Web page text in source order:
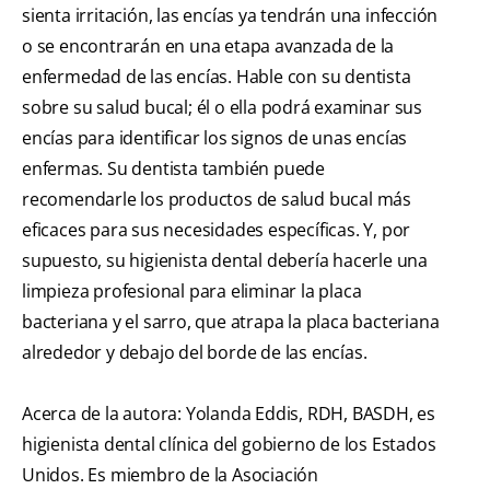
sienta irritación, las encías ya tendrán una infección
o se encontrarán en una etapa avanzada de la
enfermedad de las encías. Hable con su dentista
sobre su salud bucal; él o ella podrá examinar sus
encías para identificar los signos de unas encías
enfermas. Su dentista también puede
recomendarle los productos de salud bucal más
eficaces para sus necesidades específicas. Y, por
supuesto, su higienista dental debería hacerle una
limpieza profesional para eliminar la placa
bacteriana y el sarro, que atrapa la placa bacteriana
alrededor y debajo del borde de las encías.
Acerca de la autora: Yolanda Eddis, RDH, BASDH, es
higienista dental clínica del gobierno de los Estados
Unidos. Es miembro de la Asociación